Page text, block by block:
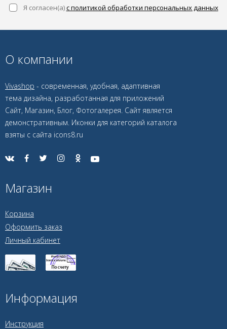
Я согласен(a)с политикой обработки персональных данных
О компании
Vivashop - современная, удобная, адаптивная
тема дизайна, разработанная для приложений
Сайт, Магазин, Блог, Фотогалерея. Сайт является
демонстративным. Иконки для категорий каталога
взяты с сайта icons8.ru
Магазин
Корзина
Оформить заказ
Личный кабинет
Информация
Инструкция